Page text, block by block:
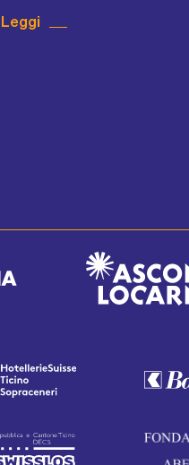
Leggi